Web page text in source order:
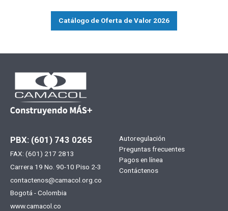
Catálogo de Oferta de Valor 2026
PBX: (601) 743 0265
FAX: (601) 217 2813
Carrera 19 No. 90-10 Piso 2-3
contactenos@camacol.org.co
Bogotá - Colombia
www.camacol.co
Menú
footer
Autoregulación
Preguntas frecuentes
Pagos en línea
Contáctenos